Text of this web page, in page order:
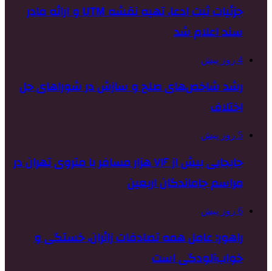
جزئیات ثبت ادعا، تهیه نقشه UTM و ارائه مادر
سند اعلام شد
4 روز پیش
رشد شاخص‌های صلح و سازش در شوراهای حل
اختلاف
5 روز پیش
جابجایی بیش از ۷۱۶ هزار مسافر با متروی تهران در
مراسم جاماندگان اربعین
6 روز پیش
راهور: عامل همه تصادفات زائران، خستگی و
خواب‌آلودگی است